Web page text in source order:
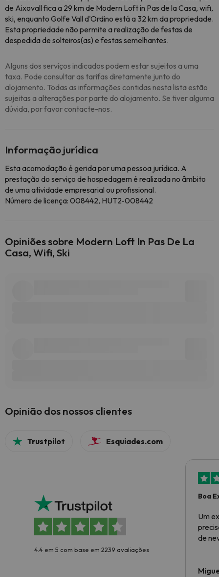
de Aixovall fica a 29 km de Modern Loft in Pas de la Casa, wifi,
ski, enquanto Golfe Vall d'Ordino está a 32 km da propriedade.
Esta propriedade não permite a realização de festas de
despedida de solteiros(as) e festas semelhantes.
Alguns dos serviços indicados podem estar sujeitos a uma
taxa. Pode consultar as tarifas diretamente junto do
alojamento. Todas as informações contidas nesta lista estão
sujeitas a alterações por parte do alojamento. Se tiver alguma
dúvida, por favor contacte-nos.
Informação jurídica
Esta acomodação é gerida por uma pessoa jurídica. A
prestação do serviço de hospedagem é realizada no âmbito
de uma atividade empresarial ou profissional.
Número de licença: 008442, HUT2-008442
Opiniões sobre Modern Loft In Pas De La
Casa, Wifi, Ski
Opinião dos nossos clientes
Trustpilot Esquiades.com
4.4 em 5 com base em 2239 avaliações
Boa
Um
de